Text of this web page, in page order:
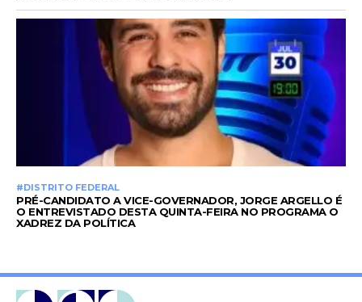
#DISTRITO FEDERAL
PRÉ-CANDIDATO A VICE-GOVERNADOR, JORGE ARGELLO É
O ENTREVISTADO DESTA QUINTA-FEIRA NO PROGRAMA O
XADREZ DA POLÍTICA